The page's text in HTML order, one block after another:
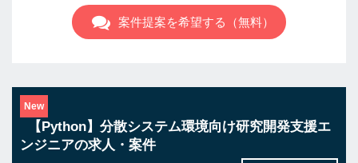
案件提案を希望する（無料）
New
【Python】分散システム環境向け研究開発支援エ
ンジニアの求人・案件